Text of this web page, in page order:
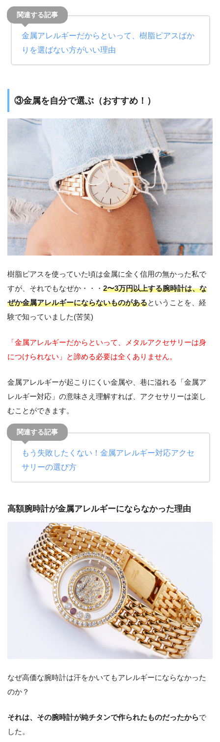
金属アレルギーだからといって、樹脂ピアスばか
りを選ばない方がいい理由
③金属を自分で選ぶ（おすすめ！）
樹脂ピアスを使っていた頃は金属に全く信用の無かった私で
すが、それでもなぜか・・・ 2〜3万円以上する腕時計は、な
ぜか金属アレルギーにならないものがあるということを、経
験で知っていました(苦笑)
「金属アレルギーだからといって、メタルアクセサリーは身
につけられない」
と諦める必要は全くありません。
金属アレルギーが起こりにくい金属や、巷に溢れる「金属ア
レルギー対応」の意味さえ理解すれば、アクセサリーは楽し
むことができます。
もう失敗したくない！金属アレルギー対応アクセ
サリーの選び方
高額腕時計が金属アレルギーにならなかった理由
なぜ高価な腕時計は汗をかいてもアレルギーにならなかった
のか？
それは、その腕時計が純チタンで作られたものだったからで
した。